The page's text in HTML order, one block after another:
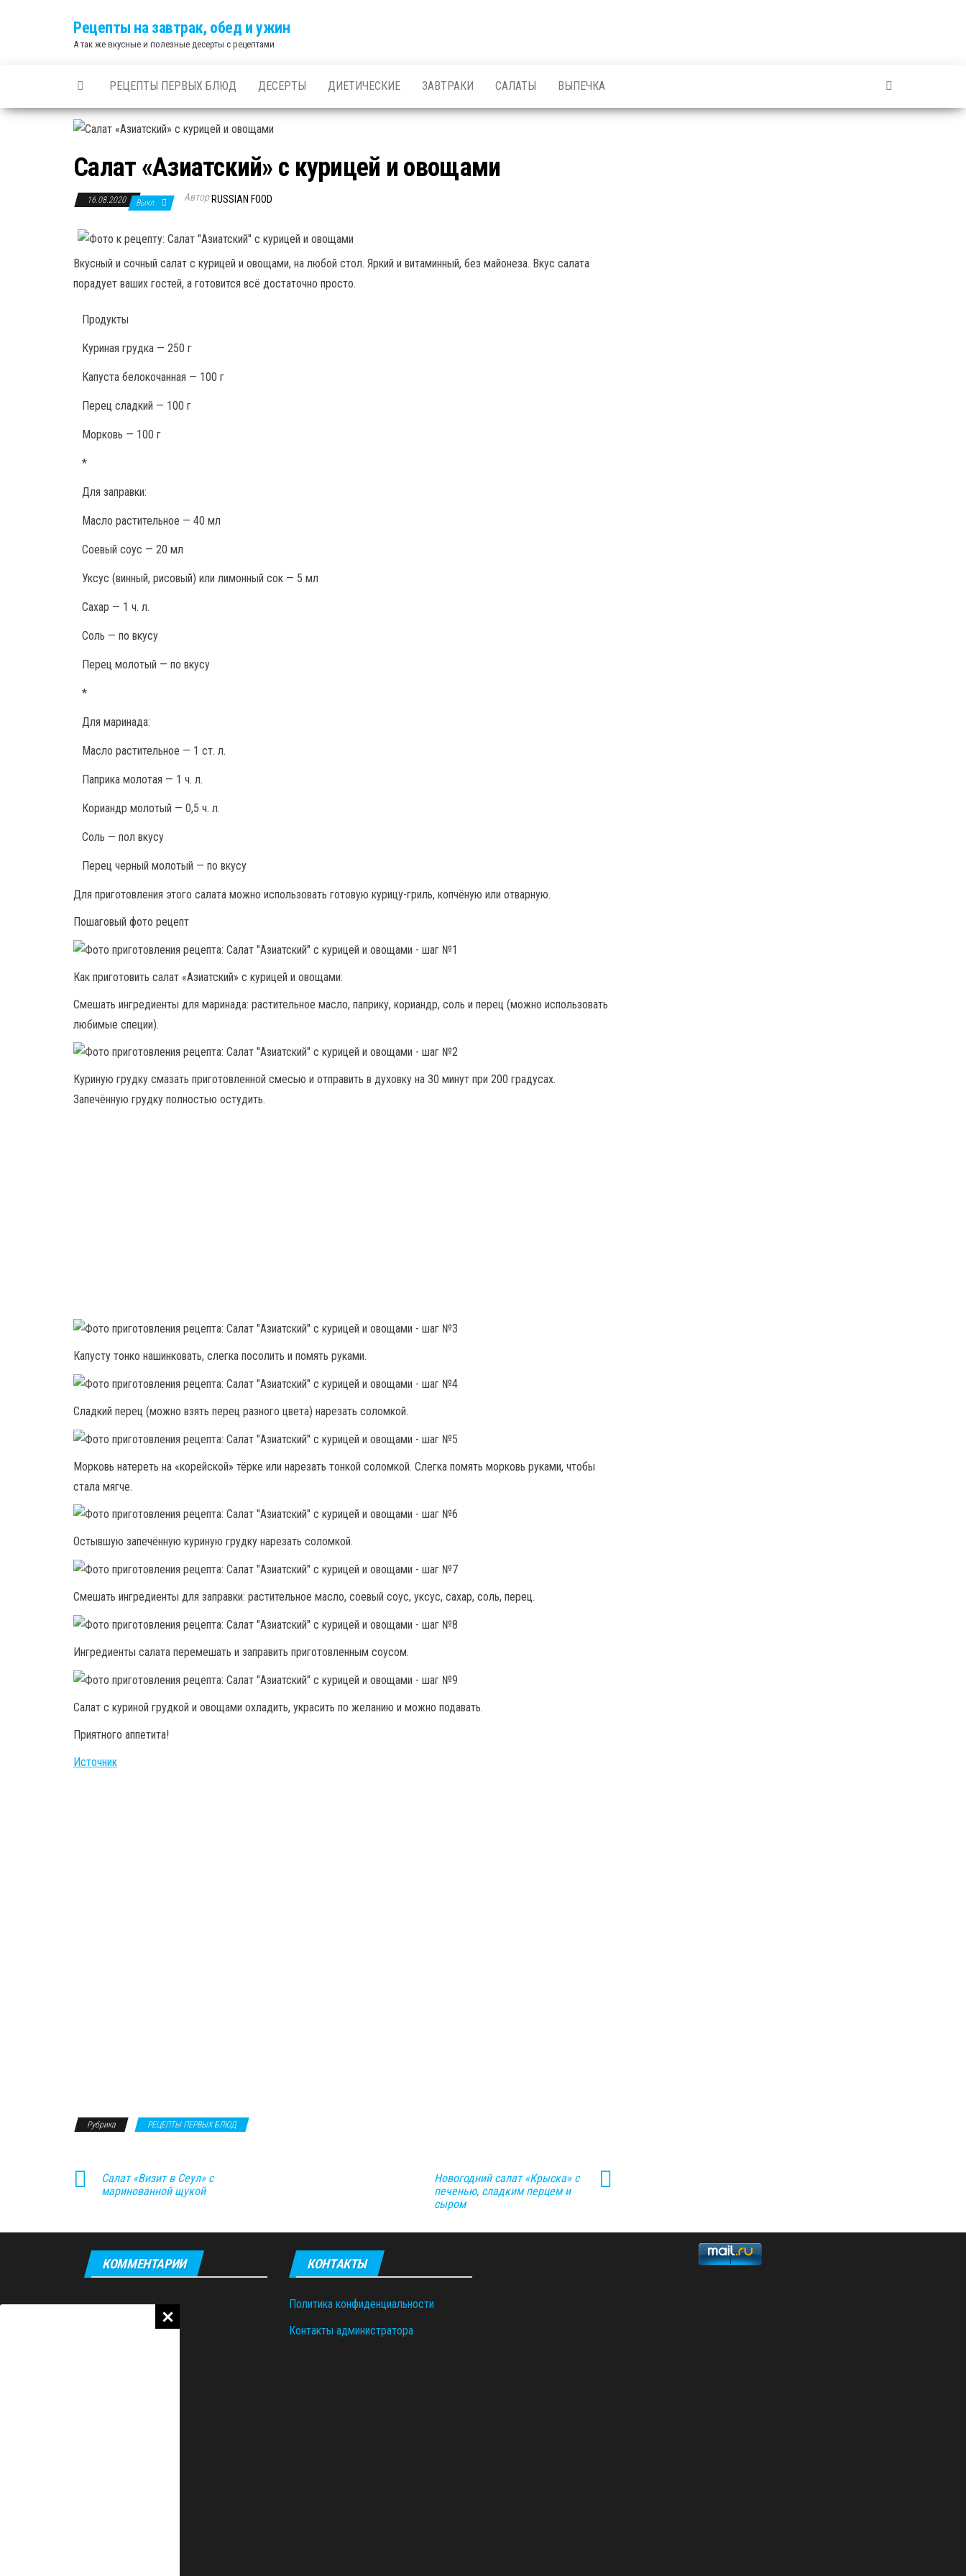
Рецепты на завтрак, обед и ужин
А так же вкусные и полезные десерты с рецептами
РЕЦЕПТЫ ПЕРВЫХ БЛЮД ДЕСЕРТЫ ДИЕТИЧЕСКИЕ ЗАВТРАКИ САЛАТЫ ВЫПЕЧКА
Салат «Азиатский» с курицей и овощами
16.08.2020 Выкл. Автор RUSSIAN FOOD
Вкусный и сочный салат с курицей и овощами, на любой стол. Яркий и витаминный, без майонеза. Вкус салата
порадует ваших гостей, а готовится всё достаточно просто.
Продукты
Куриная грудка — 250 г
Капуста белокочанная — 100 г
Перец сладкий — 100 г
Морковь — 100 г
*
Для заправки:
Масло растительное — 40 мл
Соевый соус — 20 мл
Уксус (винный, рисовый) или лимонный сок — 5 мл
Сахар — 1 ч. л.
Соль — по вкусу
Перец молотый — по вкусу
*
Для маринада:
Масло растительное — 1 ст. л.
Паприка молотая — 1 ч. л.
Кориандр молотый — 0,5 ч. л.
Соль — пол вкусу
Перец черный молотый — по вкусу
Для приготовления этого салата можно использовать готовую курицу-гриль, копчёную или отварную.
Пошаговый фото рецепт
Как приготовить салат «Азиатский» с курицей и овощами:
Смешать ингредиенты для маринада: растительное масло, паприку, кориандр, соль и перец (можно использовать
любимые специи).
Куриную грудку смазать приготовленной смесью и отправить в духовку на 30 минут при 200 градусах.
Запечённую грудку полностью остудить.
Капусту тонко нашинковать, слегка посолить и помять руками.
Сладкий перец (можно взять перец разного цвета) нарезать соломкой.
Морковь натереть на «корейской» тёрке или нарезать тонкой соломкой. Слегка помять морковь руками, чтобы
стала мягче.
Остывшую запечённую куриную грудку нарезать соломкой.
Смешать ингредиенты для заправки: растительное масло, соевый соус, уксус, сахар, соль, перец.
Ингредиенты салата перемешать и заправить приготовленным соусом.
Салат с куриной грудкой и овощами охладить, украсить по желанию и можно подавать.
Приятного аппетита!
Источник
Рубрика РЕЦЕПТЫ ПЕРВЫХ БЛЮД
Салат «Визит в Сеул» с
маринованной щукой
Новогодний салат «Крыска» с
печенью, сладким перцем и
сыром
КОММЕНТАРИИ КОНТАКТЫ
Политика конфиденциальности
Контакты администратора